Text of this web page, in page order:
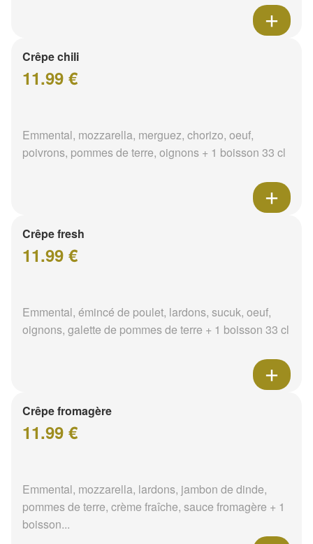
Crêpe chili
11.99 €
Emmental, mozzarella, merguez, chorizo, oeuf,
poivrons, pommes de terre, oignons + 1 boisson 33 cl
Crêpe fresh
11.99 €
Emmental, émincé de poulet, lardons, sucuk, oeuf,
oignons, galette de pommes de terre + 1 boisson 33 cl
Crêpe fromagère
11.99 €
Emmental, mozzarella, lardons, jambon de dinde,
pommes de terre, crème fraîche, sauce fromagère + 1
boisson...